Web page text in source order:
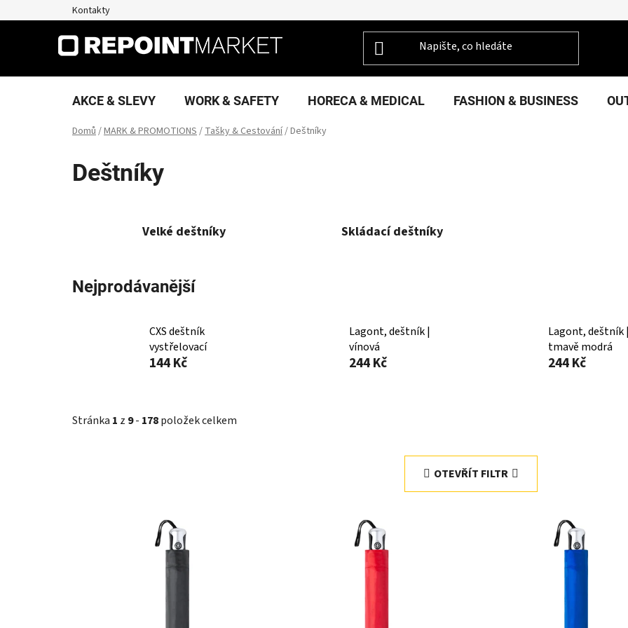
na
Kontakty
AKCE & SLEVY WORK & SAFETY HORECA & MEDICAL FASHION & BUSINESS
Domů/MARK & PROMOTIONS/Tašky & Cestování/Deštníky
Deštníky
Velké deštníky Skládací deštníky
Nejprodávanější
CXS deštník
vystřelovací
144 Kč
Lagont, deštník |
vínová
244 Kč
Lagont, deštník |
tmavě modrá
244 Kč
Stránka 1 z 9- 178položek celkem
OTEVŘÍT FILTR